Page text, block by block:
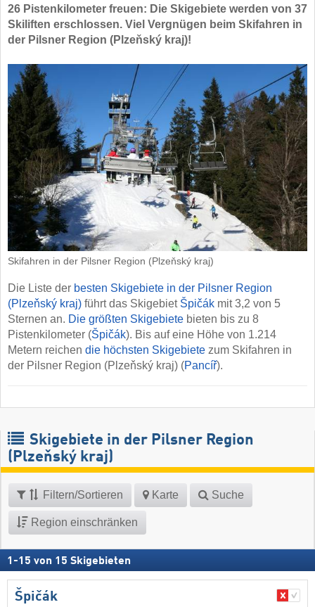
26 Pistenkilometer freuen: Die Skigebiete werden von 37
Skiliften erschlossen. Viel Vergnügen beim Skifahren in
der Pilsner Region (Plzeňský kraj)!
Skifahren in der Pilsner Region (Plzeňský kraj)
Die Liste der besten Skigebiete in der Pilsner Region
(Plzeňský kraj) führt das Skigebiet Špičák mit 3,2 von 5
Sternen an. Die größten Skigebiete bieten bis zu 8
Pistenkilometer (Špičák). Bis auf eine Höhe von 1.214
Metern reichen die höchsten Skigebiete zum Skifahren in
der Pilsner Region (Plzeňský kraj) (Pancíř).
Skigebiete in der Pilsner Region
(Plzeňský kraj)
Filtern/Sortieren Karte Suche
Region einschränken
1 -15 von 15 Skigebieten
Špičák